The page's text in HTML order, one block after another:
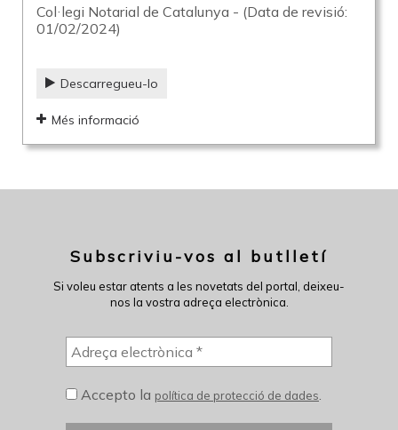
Col·legi Notarial de Catalunya - (Data de revisió:
01/02/2024)
Descarregueu-lo
Més informació
Subscriviu-vos al butlletí
Si voleu estar atents a les novetats del portal, deixeu-
nos la vostra adreça electrònica.
Accepto la política de protecció de dades.